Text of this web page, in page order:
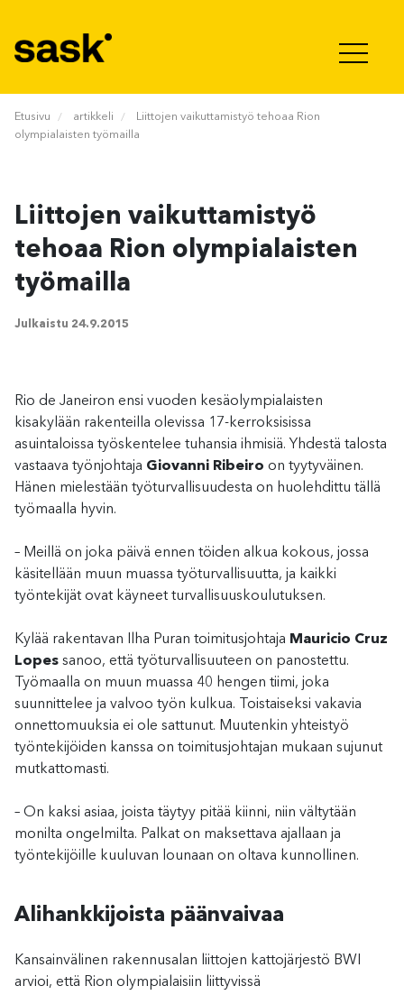
Etusivu artikkeli
Liittojen vaikuttamistyö tehoaa Rion
olympialaisten työmailla
Liittojen vaikuttamistyö
tehoaa Rion olympialaisten
työmailla
Julkaistu 24.9.2015
Rio de Janeiron ensi vuoden kesäolympialaisten
kisakylään rakenteilla olevissa 17-kerroksisissa
asuintaloissa työskentelee tuhansia ihmisiä. Yhdestä talosta
vastaava työnjohtaja Giovanni Ribeiro on tyytyväinen.
Hänen mielestään työturvallisuudesta on huolehdittu tällä
työmaalla hyvin.
– Meillä on joka päivä ennen töiden alkua kokous, jossa
käsitellään muun muassa työturvallisuutta, ja kaikki
työntekijät ovat käyneet turvallisuuskoulutuksen.
Kylää rakentavan Ilha Puran toimitusjohtaja Mauricio Cruz
Lopes sanoo, että työturvallisuuteen on panostettu.
Työmaalla on muun muassa 40 hengen tiimi, joka
suunnittelee ja valvoo työn kulkua. Toistaiseksi vakavia
onnettomuuksia ei ole sattunut. Muutenkin yhteistyö
työntekijöiden kanssa on toimitusjohtajan mukaan sujunut
mutkattomasti.
– On kaksi asiaa, joista täytyy pitää kiinni, niin vältytään
monilta ongelmilta. Palkat on maksettava ajallaan ja
työntekijöille kuuluvan lounaan on oltava kunnollinen.
Alihankkijoista päänvaivaa
Kansainvälinen rakennusalan liittojen kattojärjestö BWI
arvioi, että Rion olympialaisiin liittyvissä